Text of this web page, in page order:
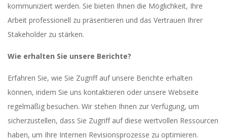
kommuniziert werden. Sie bieten Ihnen die Möglichkeit, Ihre
Arbeit professionell zu präsentieren und das Vertrauen Ihrer
Stakeholder zu stärken.
Wie erhalten Sie unsere Berichte?
Erfahren Sie, wie Sie Zugriff auf unsere Berichte erhalten
können, indem Sie uns kontaktieren oder unsere Webseite
regelmäßig besuchen. Wir stehen Ihnen zur Verfügung, um
sicherzustellen, dass Sie Zugriff auf diese wertvollen Ressourcen
haben, um Ihre Internen Revisionsprozesse zu optimieren.